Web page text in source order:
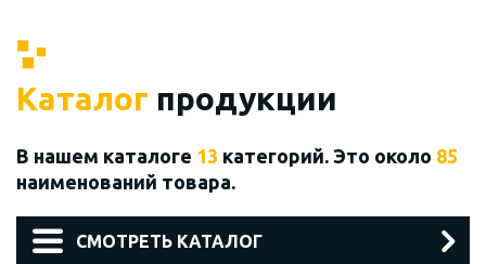
Каталог продукции
В нашем каталоге 13 категорий. Это около 85
наименований товара.
СМОТРЕТЬ КАТАЛОГ